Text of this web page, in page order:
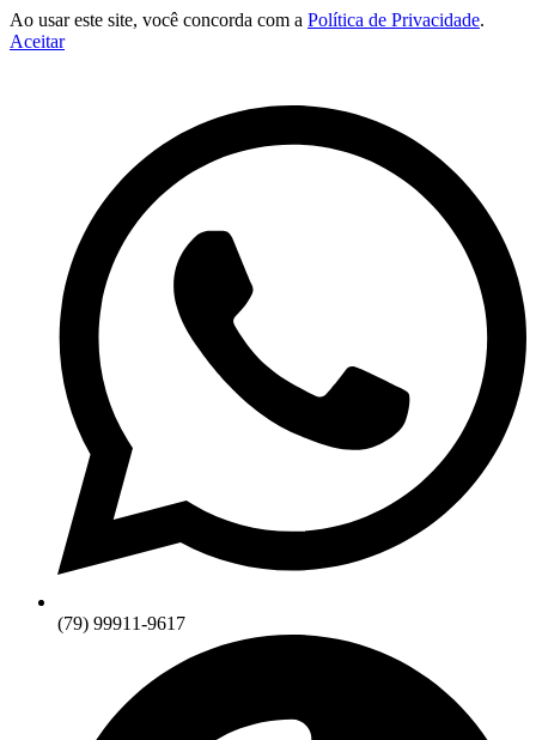
Ao usar este site, você concorda com a Política de Privacidade.
Aceitar
(79) 99911-9617